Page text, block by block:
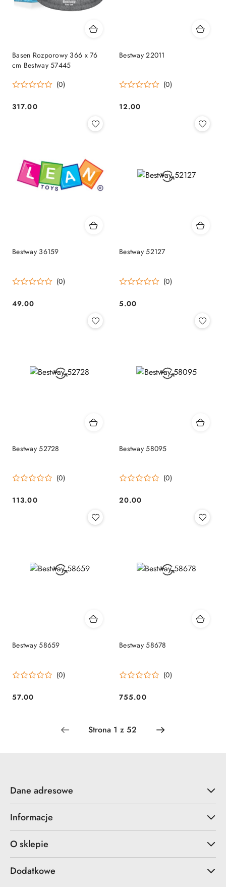
Basen Rozporowy 366 x 76
cm Bestway 57445
(0)
Cena:
317.00
Bestway 22011
(0)
Cena:
12.00
Bestway 36159
(0)
Cena:
49.00
Bestway 52127
(0)
Cena:
5.00
Bestway 52728
(0)
Cena:
113.00
Bestway 58095
(0)
Cena:
20.00
Bestway 58659
(0)
Cena:
57.00
Bestway 58678
(0)
Cena:
755.00
Dane adresowe
Informacje
O sklepie
Dodatkowe